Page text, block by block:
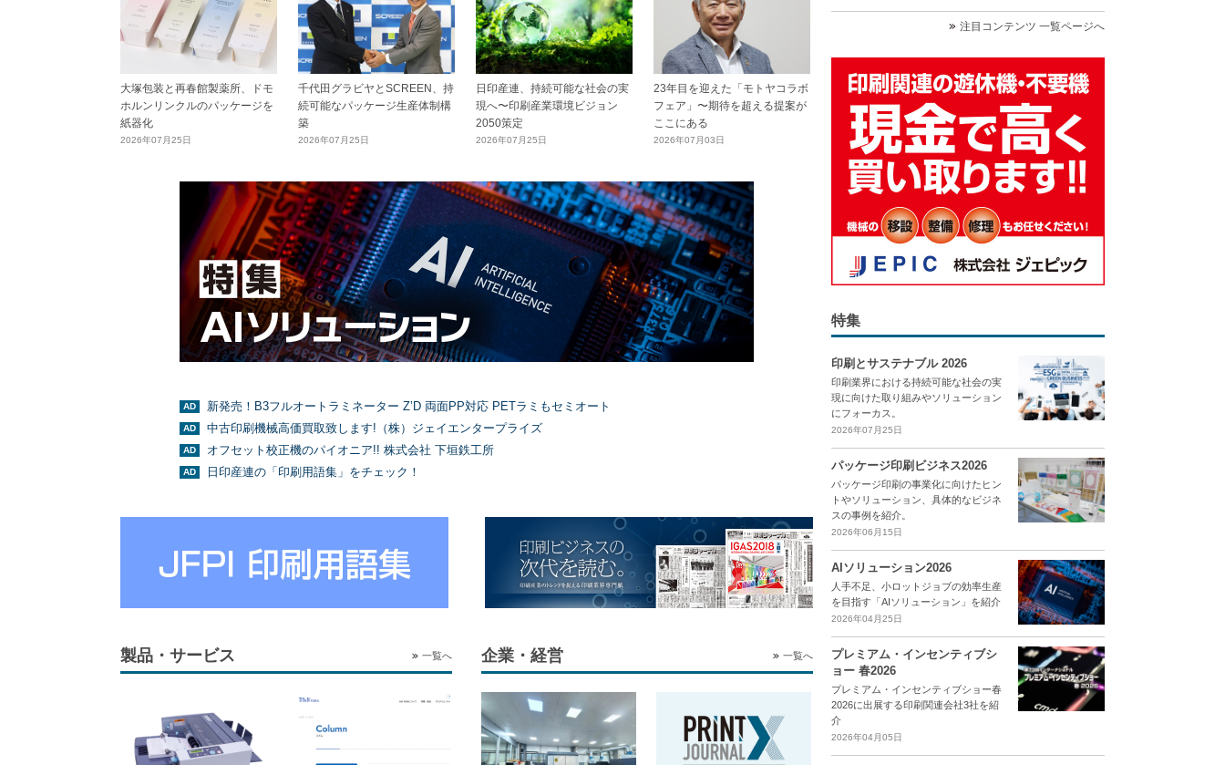
大塚包装と再春館製薬所、ドモ
ホルンリンクルのパッケージを
紙器化
2026年07月25日
千代田グラビヤとSCREEN、持
続可能なパッケージ生産体制構
築
2026年07月25日
日印産連、持続可能な社会の実
現へ〜印刷産業環境ビジョン
2050策定
2026年07月25日
23年目を迎えた「モトヤコラボ
フェア」〜期待を超える提案が
ここにある
2026年07月03日
新発売！B3フルオートラミネーター Z’D 両面PP対応 PETラミもセミオート
中古印刷機械高価買取致します!（株）ジェイエンタープライズ
オフセット校正機のパイオニア!! 株式会社 下垣鉄工所
日印産連の「印刷用語集」をチェック！
製品・サービス 一覧へ 企業・経営 一覧へ
注目コンテンツ 一覧ページへ
特集
印刷とサステナブル 2026
印刷業界における持続可能な社会の実
現に向けた取り組みやソリューション
にフォーカス。
2026年07月25日
パッケージ印刷ビジネス2026
パッケージ印刷の事業化に向けたヒン
トやソリューション、具体的なビジネ
スの事例を紹介。
2026年06月15日
AIソリューション2026
人手不足、小ロットジョブの効率生産
を目指す「AIソリューション」を紹介
2026年04月25日
プレミアム・インセンティブシ
ョー 春2026
プレミアム・インセンティブショー春
2026に出展する印刷関連会社3社を紹
介
2026年04月05日